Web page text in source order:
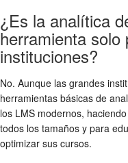
¿Es la analítica
herramienta solo
instituciones?
No. Aunque las grandes
herramientas básicas de
los LMS modernos,
todos los tamaños y para
optimizar sus cursos.